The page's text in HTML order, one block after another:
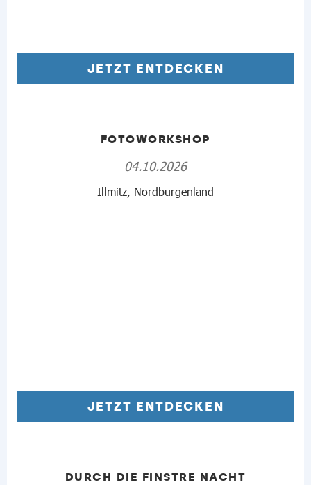
JETZT ENTDECKEN
FOTOWORKSHOP
04.10.2026
Illmitz, Nordburgenland
JETZT ENTDECKEN
DURCH DIE FINSTRE NACHT